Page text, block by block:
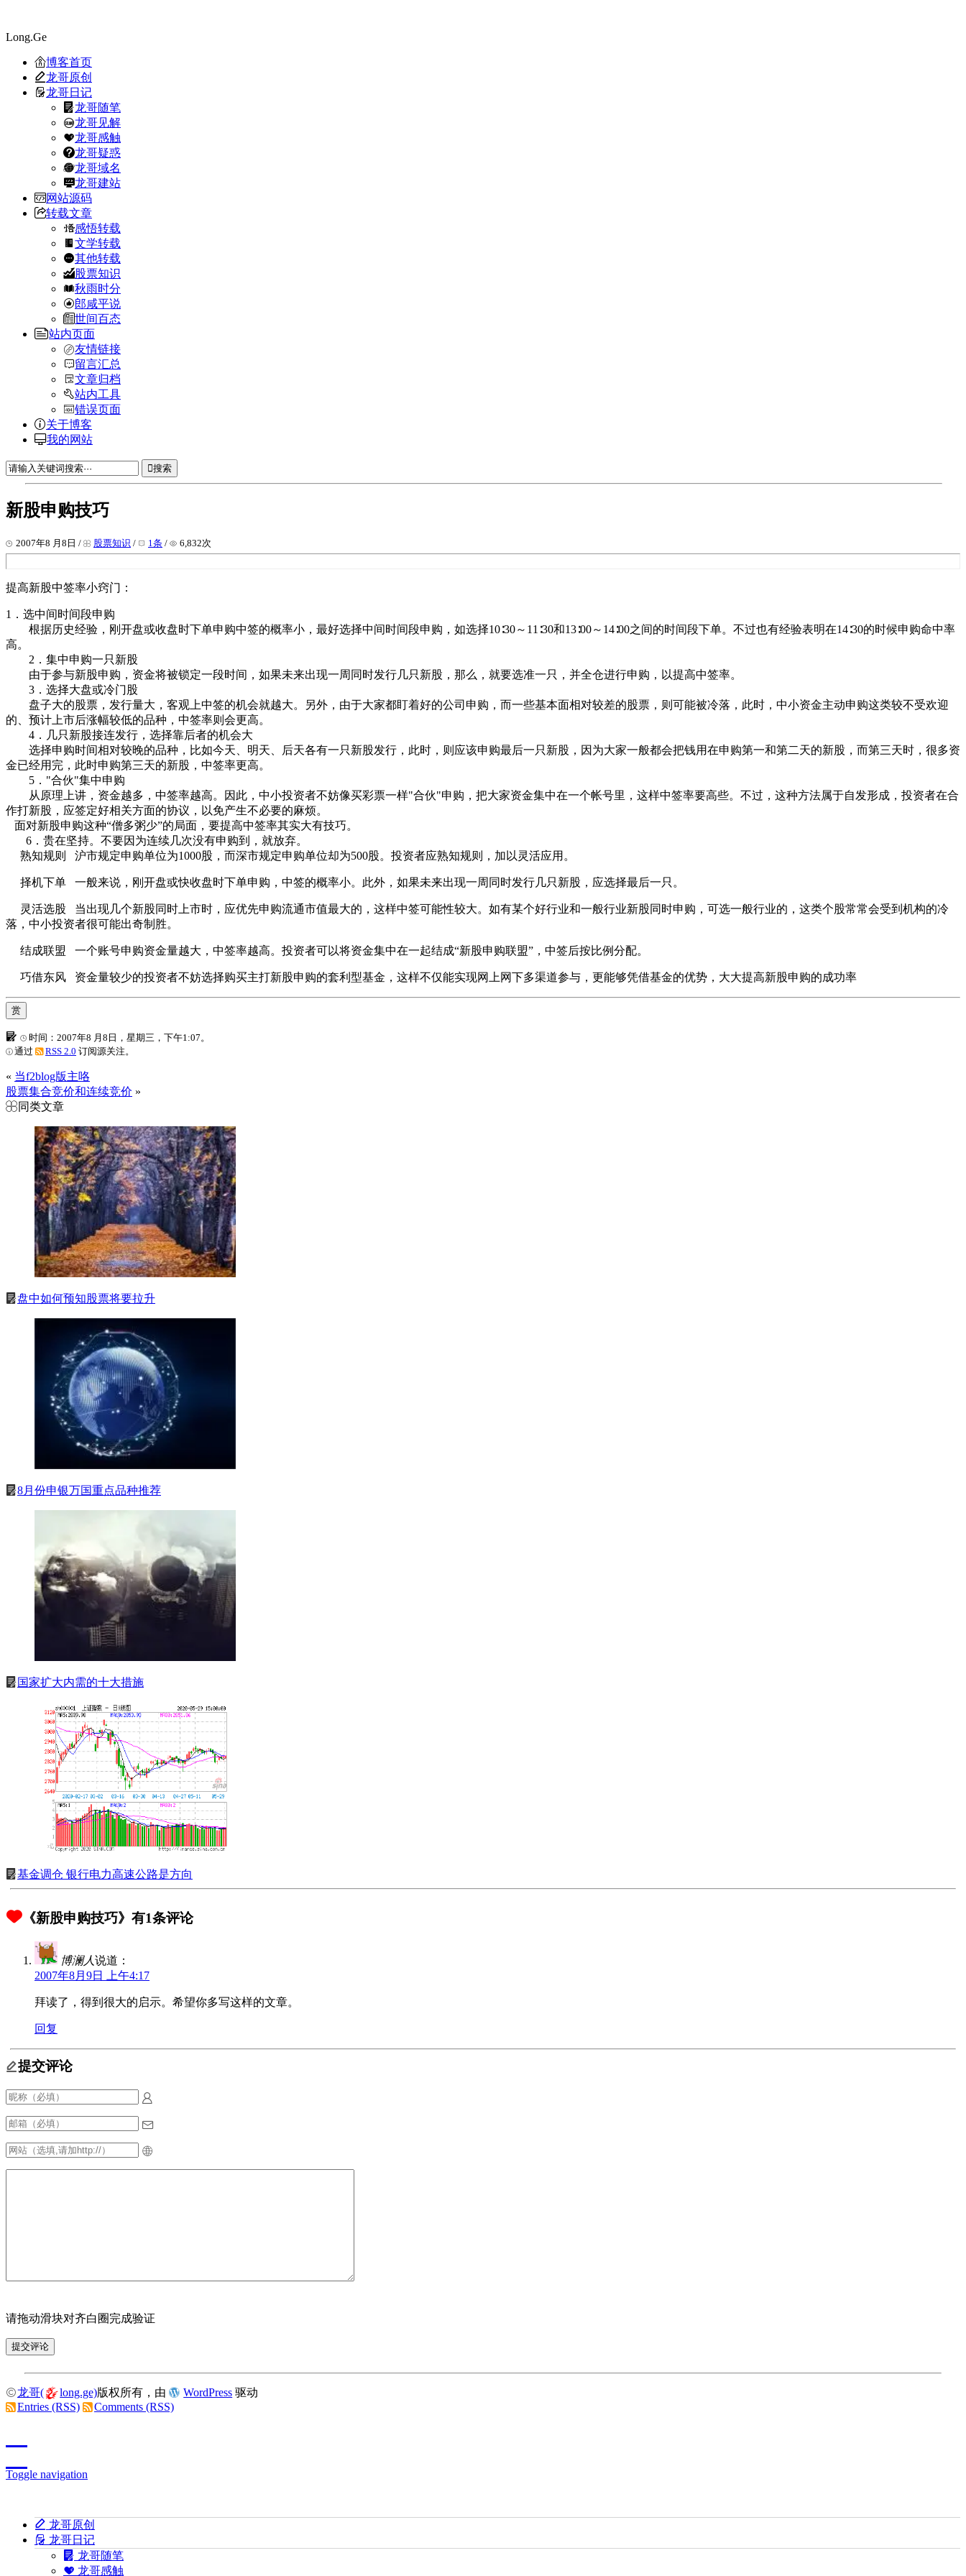
Long.Ge
博客首页
龙哥原创
龙哥日记
龙哥随笔
龙哥见解
龙哥感触
龙哥疑惑
龙哥域名
龙哥建站
网站源码
转载文章
感悟转载
文学转载
其他转载
股票知识
秋雨时分
郎咸平说
世间百态
站内页面
友情链接
留言汇总
文章归档
站内工具
错误页面
关于博客
我的网站
搜索
新股申购技巧
2007年8 月8日 / 股票知识 / 1条 / 6,832次
提高新股中签率小窍门：
1．选中间时间段申购
根据历史经验，刚开盘或收盘时下单申购中签的概率小，最好选择中间时间段申购，如选择10∶30～11∶30和13∶00～14∶00之间的时间段下单。不过也有经验表明在14∶30的时候申购命中率
高。
2．集中申购一只新股
由于参与新股申购，资金将被锁定一段时间，如果未来出现一周同时发行几只新股，那么，就要选准一只，并全仓进行申购，以提高中签率。
3．选择大盘或冷门股
盘子大的股票，发行量大，客观上中签的机会就越大。另外，由于大家都盯着好的公司申购，而一些基本面相对较差的股票，则可能被冷落，此时，中小资金主动申购这类较不受欢迎
的、预计上市后涨幅较低的品种，中签率则会更高。
4．几只新股接连发行，选择靠后者的机会大
选择申购时间相对较晚的品种，比如今天、明天、后天各有一只新股发行，此时，则应该申购最后一只新股，因为大家一般都会把钱用在申购第一和第二天的新股，而第三天时，很多资
金已经用完，此时申购第三天的新股，中签率更高。
5．"合伙"集中申购
从原理上讲，资金越多，中签率越高。因此，中小投资者不妨像买彩票一样"合伙"申购，把大家资金集中在一个帐号里，这样中签率要高些。不过，这种方法属于自发形成，投资者在合
作打新股，应签定好相关方面的协议，以免产生不必要的麻烦。
面对新股申购这种“僧多粥少”的局面，要提高中签率其实大有技巧。
6．贵在坚持。不要因为连续几次没有申购到，就放弃。
熟知规则 沪市规定申购单位为1000股，而深市规定申购单位却为500股。投资者应熟知规则，加以灵活应用。
择机下单 一般来说，刚开盘或快收盘时下单申购，中签的概率小。此外，如果未来出现一周同时发行几只新股，应选择最后一只。
灵活选股 当出现几个新股同时上市时，应优先申购流通市值最大的，这样中签可能性较大。如有某个好行业和一般行业新股同时申购，可选一般行业的，这类个股常常会受到机构的冷
落，中小投资者很可能出奇制胜。
结成联盟 一个账号申购资金量越大，中签率越高。投资者可以将资金集中在一起结成“新股申购联盟”，中签后按比例分配。
巧借东风 资金量较少的投资者不妨选择购买主打新股申购的套利型基金，这样不仅能实现网上网下多渠道参与，更能够凭借基金的优势，大大提高新股申购的成功率
赏
时间：2007年8 月8日，星期三，下午1:07。
通过
RSS 2.0 订阅源关注。
« 当f2blog版主咯
股票集合竞价和连续竞价 »
《新股申购技巧》有1条评论
博澜人说道：
2007年8月9日 上午4:17
拜读了，得到很大的启示。希望你多写这样的文章。
回复
提交评论
请拖动滑块对齐白圈完成验证
同类文章
盘中如何预知股票将要拉升
8月份申银万国重点品种推荐
国家扩大内需的十大措施
基金调仓 银行电力高速公路是方向
龙哥( long.ge)版权所有，由 WordPress 驱动
Entries (RSS)
Comments (RSS)
Toggle navigation
龙哥原创
龙哥日记
龙哥随笔
龙哥感触